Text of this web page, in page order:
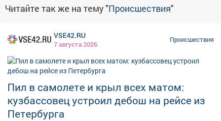
Читайте так же на тему "Происшествия"
VSE42.RU
7 августа 2026
Происшествия
Пил в самолете и крыл всех матом:
кузбассовец устроил дебош на рейсе из
Петербурга